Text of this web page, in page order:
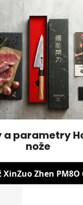
a parametry
nože
XinZuo Zhen PM8O